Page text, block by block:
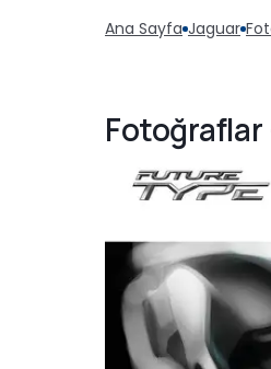
Ana Sayfa Jaguar
Fotoğraflar